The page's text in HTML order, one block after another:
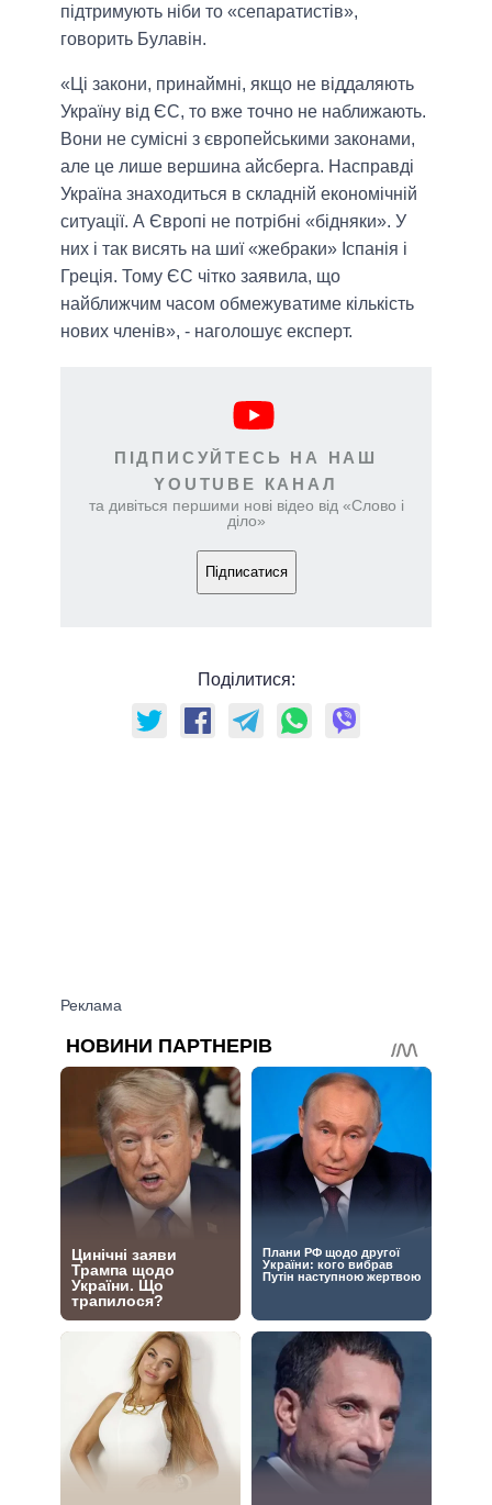
підтримують ніби то «сепаратистів»,
говорить Булавін.
«Ці закони, принаймні, якщо не віддаляють
Україну від ЄС, то вже точно не наближають.
Вони не сумісні з європейськими законами,
але це лише вершина айсберга. Насправді
Україна знаходиться в складній економічній
ситуації. А Європі не потрібні «бідняки». У
них і так висять на шиї «жебраки» Іспанія і
Греція. Тому ЄС чітко заявила, що
найближчим часом обмежуватиме кількість
нових членів», - наголошує експерт.
ПІДПИСУЙТЕСЬ НА НАШ
YOUTUBE КАНАЛ
та дивіться першими нові відео від «Слово і
діло»
Підписатися
Поділитися: